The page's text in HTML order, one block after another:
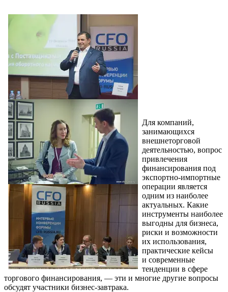
Для компаний,
занимающихся
внешнеторговой
деятельностью, вопрос
привлечения
финансирования под
экспортно-импортные
операции является
одним из наиболее
актуальных. Какие
инструменты наиболее
выгодны для бизнеса,
риски и возможности
их использования,
практические кейсы
и современные
тенденции в сфере
торгового финансирования, — эти и многие другие вопросы
обсудят участники бизнес-завтрака.